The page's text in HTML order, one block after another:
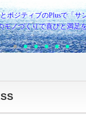
設備紹介
会社概要
ポジティブのPlusで「サ
モノづくりで喜びと満足
1 2 3 4 5 6